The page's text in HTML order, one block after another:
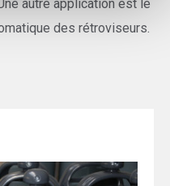
autre application est le
des rétroviseurs.